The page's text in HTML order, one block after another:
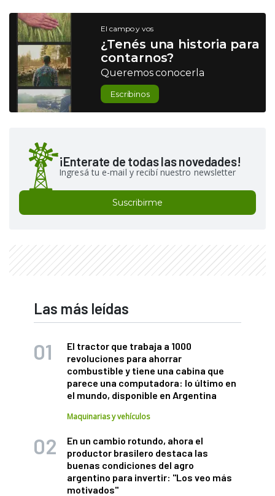
El campo y vos
¿Tenés una historia para
contarnos?
Queremos conocerla
Escribinos
¡Enterate de todas las novedades!
Ingresá tu e-mail y recibí nuestro newsletter
Suscribirme
Las más leídas
El tractor que trabaja a 1000
revoluciones para ahorrar
combustible y tiene una cabina que
parece una computadora: lo último en
el mundo, disponible en Argentina
Maquinarias y vehículos
En un cambio rotundo, ahora el
productor brasilero destaca las
buenas condiciones del agro
argentino para invertir: "Los veo más
motivados"